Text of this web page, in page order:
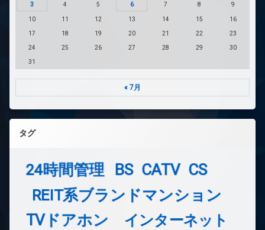
3 4 5 6 7 8 9
10 11 12 13 14 15 16
17 18 19 20 21 22 23
24 25 26 27 28 29 30
31
« 7月
タグ
24時間管理 BS CATV CS
REIT系ブランドマンション
TVドアホン インターネット